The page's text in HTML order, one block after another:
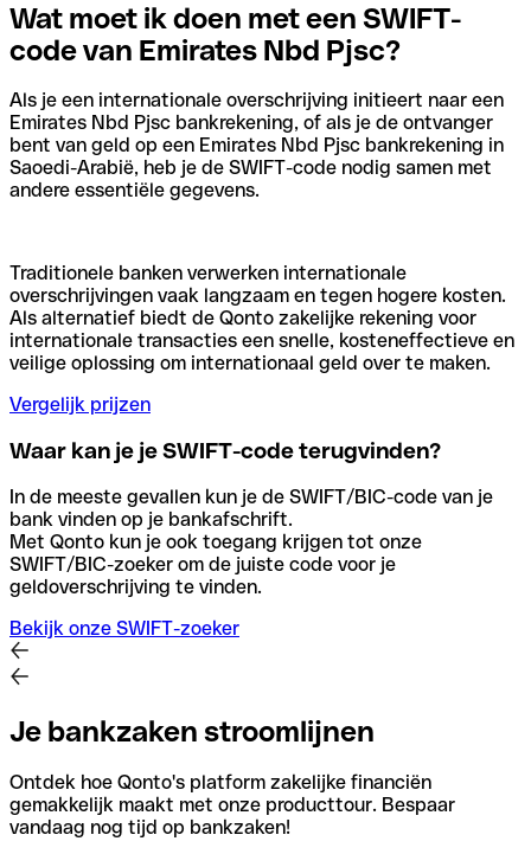
Wat moet ik doen met een SWIFT-
code van Emirates Nbd Pjsc?
Als je een internationale overschrijving initieert naar een
Emirates Nbd Pjsc bankrekening, of als je de ontvanger
bent van geld op een Emirates Nbd Pjsc bankrekening in
Saoedi-Arabië, heb je de SWIFT-code nodig samen met
andere essentiële gegevens.
Traditionele banken verwerken internationale
overschrijvingen vaak langzaam en tegen hogere kosten.
Als alternatief biedt de Qonto zakelijke rekening voor
internationale transacties een snelle, kosteneffectieve en
veilige oplossing om internationaal geld over te maken.
Vergelijk prijzen
Waar kan je je SWIFT-code terugvinden?
In de meeste gevallen kun je de SWIFT/BIC-code van je
bank vinden op je bankafschrift.
Met Qonto kun je ook toegang krijgen tot onze
SWIFT/BIC-zoeker om de juiste code voor je
geldoverschrijving te vinden.
Bekijk onze SWIFT-zoeker
Je bankzaken stroomlijnen
Ontdek hoe Qonto's platform zakelijke financiën
gemakkelijk maakt met onze producttour. Bespaar
vandaag nog tijd op bankzaken!